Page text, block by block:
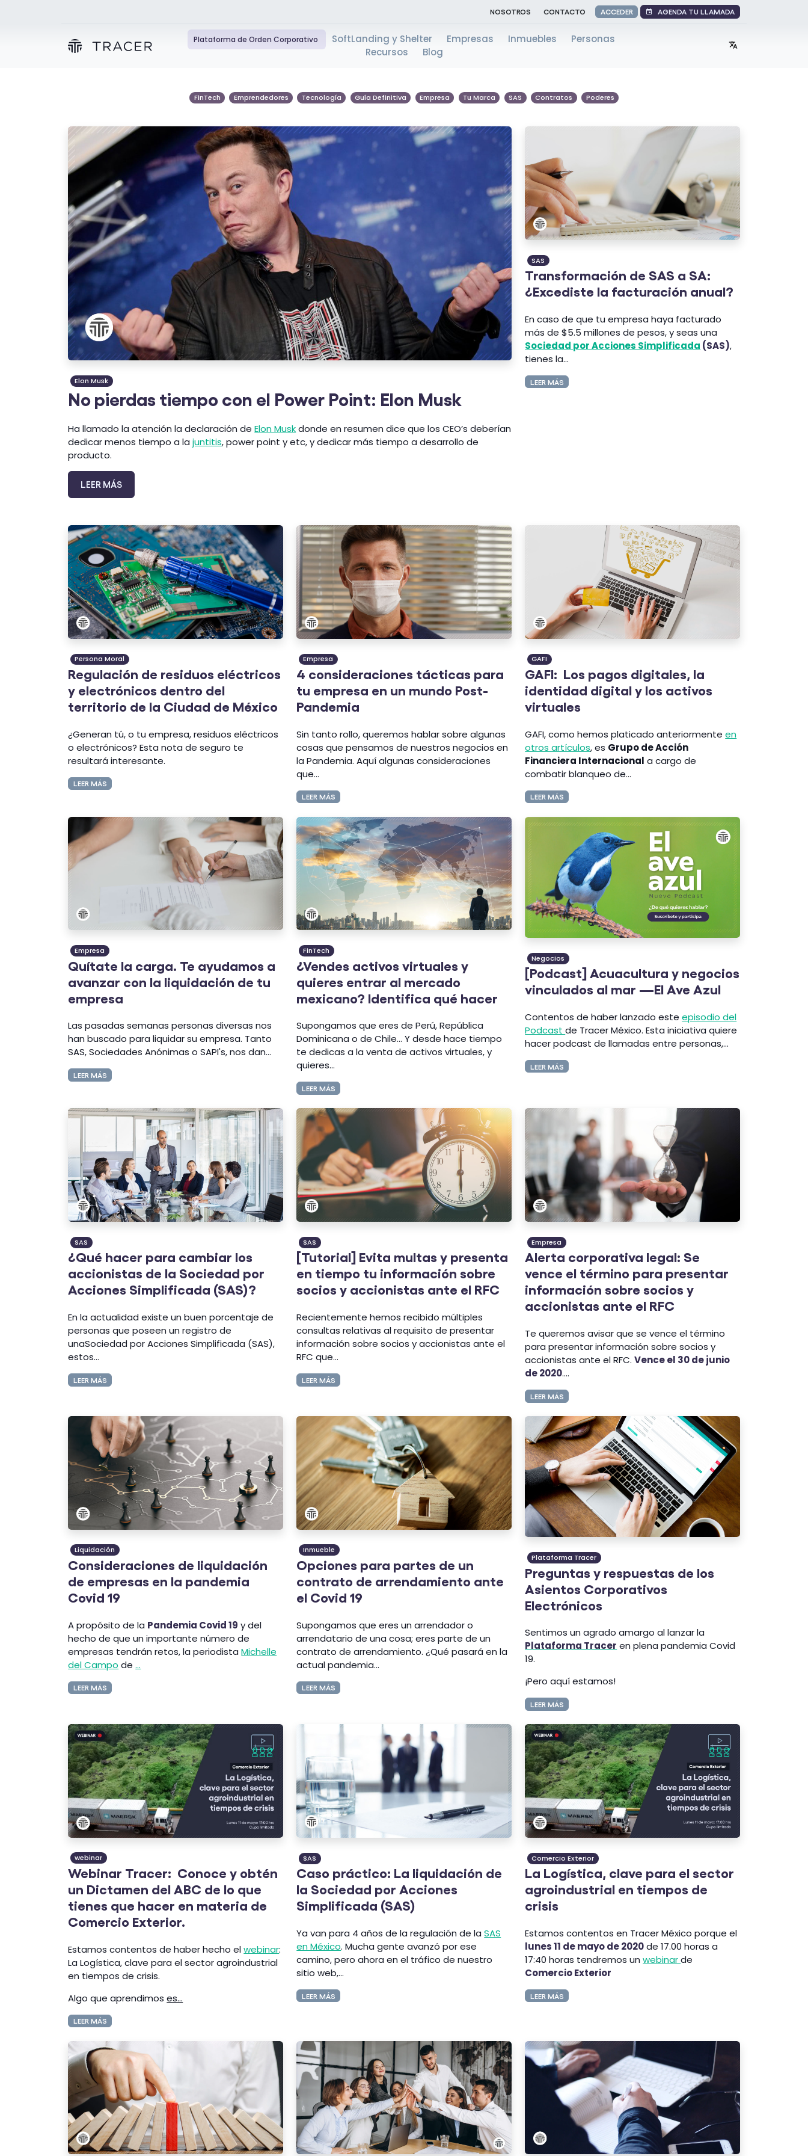
NOSOTROS CONTACTO ACCEDER AGENDA TU LLAMADA
Plataforma de Orden Corporativo SoftLanding y Shelter Empresas Inmuebles
Personas
Recursos
Blog
FinTech Emprendedores Tecnología Guía Definitiva Empresa Tu Marca SAS Contratos Poderes
Elon Musk
No pierdas tiempo con el Power Point: Elon Musk
Ha llamado la atención la declaración deElon Muskdonde en resumen dice que los CEO’s deberían
dedicar menos tiempo a lajuntitis, power point y etc, y dedicar más tiempo a desarrollo de
producto.
LEER MÁS
SAS
Transformación de SAS a SA:
¿Excediste la facturación anual?
En caso de que tu empresa haya facturado
más de $5.5 millones de pesos, y seas una
Sociedad por Acciones Simplificada (SAS),
tienes la...
LEER MÁS
Persona Moral
Regulación de residuos eléctricos
y electrónicos dentro del
territorio de la Ciudad de México
¿Generan tú, o tu empresa, residuos eléctricos
o electrónicos? Esta nota de seguro te
resultará interesante.
LEER MÁS
Empresa
4 consideraciones tácticas para
tu empresa en un mundo Post-
Pandemia
Sin tanto rollo, queremos hablar sobre algunas
cosas que pensamos de nuestros negocios en
la Pandemia. Aquí algunas consideraciones
que...
LEER MÁS
GAFI
GAFI: Los pagos digitales, la
identidad digital y los activos
virtuales
GAFI, como hemos platicado anteriormenteen
otros artículos, es Grupo de Acción
Financiera Internacional a cargo de
combatir blanqueo de...
LEER MÁS
Empresa
Quítate la carga. Te ayudamos a
avanzar con la liquidación de tu
empresa
Las pasadas semanas personas diversas nos
han buscado para liquidar su empresa. Tanto
SAS, Sociedades Anónimas o SAPI's, nos dan...
LEER MÁS
FinTech
¿Vendes activos virtuales y
quieres entrar al mercado
mexicano? Identifica qué hacer
Supongamos que eres de Perú, República
Dominicana o de Chile... Y desde hace tiempo
te dedicas a la venta de activos virtuales, y
quieres...
LEER MÁS
Negocios
[Podcast] Acuacultura y negocios
vinculados al mar —El Ave Azul
Contentos de haber lanzado esteepisodio del
Podcastde Tracer México.Esta iniciativa quiere
hacer podcast de llamadas entre personas,...
LEER MÁS
SAS
¿Qué hacer para cambiar los
accionistas de la Sociedad por
Acciones Simplificada (SAS)?
En la actualidad existe un buen porcentaje de
personas que poseen un registro de
unaSociedad por Acciones Simplificada (SAS),
estos...
LEER MÁS
SAS
[Tutorial] Evita multas y presenta
en tiempo tu información sobre
socios y accionistas ante el RFC
Recientemente hemos recibido múltiples
consultas relativas al requisito de presentar
información sobre socios y accionistas ante el
RFC que...
LEER MÁS
Empresa
Alerta corporativa legal: Se
vence el término para presentar
información sobre socios y
accionistas ante el RFC
Te queremos avisar que se vence el término
para presentar información sobre socios y
accionistas ante el RFC.Vence el 30 de junio
de 2020....
LEER MÁS
Liquidación
Consideraciones de liquidación
de empresas en la pandemia
Covid 19
A propósito de la Pandemia Covid 19 y del
hecho de que un importante número de
empresas tendrán retos, la periodistaMichelle
del Campo de...
LEER MÁS
Inmueble
Opciones para partes de un
contrato de arrendamiento ante
el Covid 19
Supongamos que eres un arrendador o
arrendatario de una cosa; eres parte de un
contrato de arrendamiento. ¿Qué pasará en la
actual pandemia...
LEER MÁS
Plataforma Tracer
Preguntas y respuestas de los
Asientos Corporativos
Electrónicos
Sentimos un agrado amargo al lanzar la
Plataforma Tracer en plena pandemia Covid
19.
¡Pero aquí estamos!
LEER MÁS
webinar
Webinar Tracer: Conoce y obtén
un Dictamen del ABC de lo que
tienes que hacer en materia de
Comercio Exterior.
Estamos contentos de haber hecho elwebinar:
La Logística, clave para el sector agroindustrial
en tiempos de crisis.
Algo que aprendimoses...
LEER MÁS
SAS
Caso práctico: La liquidación de
la Sociedad por Acciones
Simplificada (SAS)
Ya van para 4 años de la regulación de laSAS
en México. Mucha gente avanzó por ese
camino, pero ahora en el tráfico de nuestro
sitio web,...
LEER MÁS
Comercio Exterior
La Logística, clave para el sector
agroindustrial en tiempos de
crisis
Estamos contentos en Tracer México porque el
lunes 11 de mayo de 2020de 17.00 horas a
17:40 horas tendremos unwebinarde
Comercio Exterior
LEER MÁS